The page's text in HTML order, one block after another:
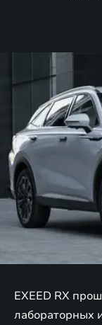
EXEED RX
лабораторных